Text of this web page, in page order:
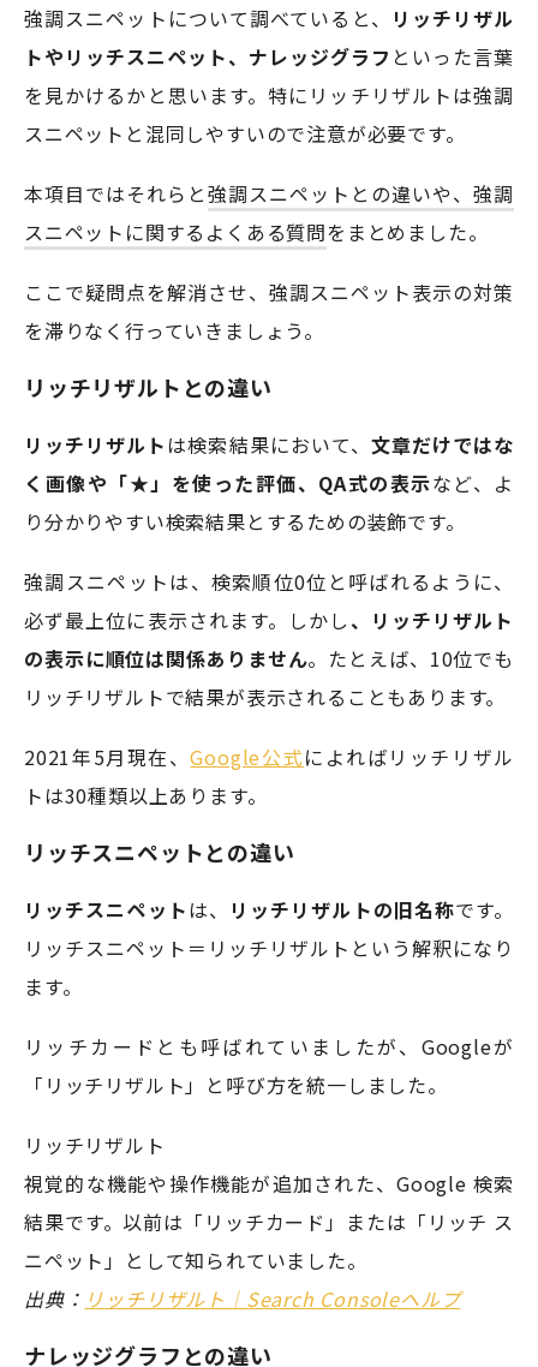
強調スニペットについて調べていると、
リッチリザル
トやリッチスニペット、ナレッジグラフ といった言葉
を見かけるかと思います。特にリッチリザルトは強調
スニペットと混同しやすいので注意が必要です。
本項目ではそれらと強調スニペットとの違いや、強調
スニペットに関するよくある質問をまとめました。
ここで疑問点を解消させ、強調スニペット表示の対策
を滞りなく行っていきましょう。
リッチリザルトとの違い
リッチリザルトは検索結果において、 文章だけではな
く画像や「★」を使った評価、QA式の表示など、よ
り分かりやすい検索結果とするための装飾です。
強調スニペットは、検索順位0位と呼ばれるように、
必ず最上位に表示されます。しかし、リッチリザルト
の表示に順位は関係ありません。たとえば、10位でも
リッチリザルトで結果が表示されることもあります。
2021年5月現在、Google公式によればリッチリザル
トは30種類以上あります。
リッチスニペットとの違い
リッチスニペットは、 リッチリザルトの旧名称です。
リッチスニペット＝リッチリザルトという解釈になり
ます。
リッチカードとも呼ばれていましたが、Googleが
「リッチリザルト」と呼び方を統一しました。
リッチリザルト
視覚的な機能や操作機能が追加された、Google 検索
結果です。以前は「リッチカード」または「リッチ ス
ニペット」として知られていました。
出典： リッチリザルト｜Search Consoleヘルプ
ナレッジグラフとの違い